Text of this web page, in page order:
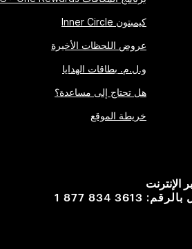
كيمبتون Inner Circle
عروض اللحظات الأخيرة
و.ل.م. بطاقات الهدايا
هل تحتاج إلى مساعدة؟
خريطة الموقع
الإنترنت
بالرقم: 1 877 834 3613